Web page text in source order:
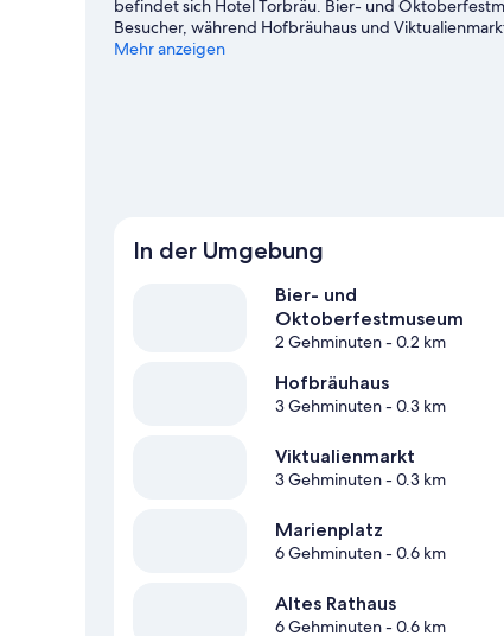
befindet sich Hotel Torbräu. Bier- und
Besucher, während Hofbräuhaus und
Event? Dann schau doch mal in den
Mehr anzeigen
In der Umgebung
Bier- und
Oktoberfestmuseum
2 Gehminuten- 0.2 km
Hofbräuhaus
3 Gehminuten- 0.3 km
Viktualienmarkt
3 Gehminuten- 0.3 km
Marienplatz
6 Gehminuten- 0.6 km
Altes Rathaus
6 Gehminuten- 0.6 km